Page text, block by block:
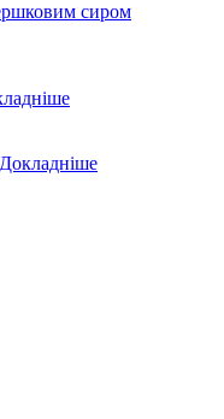
сиром
Докладніше